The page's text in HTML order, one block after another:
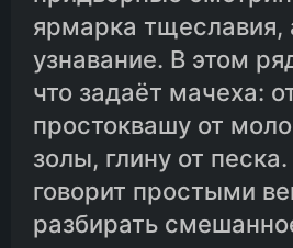
ярмарка тщеславия,
узнавание. В этом
что задаёт мачеха:
простоквашу от
золы, глину от
говорит простыми
разбирать